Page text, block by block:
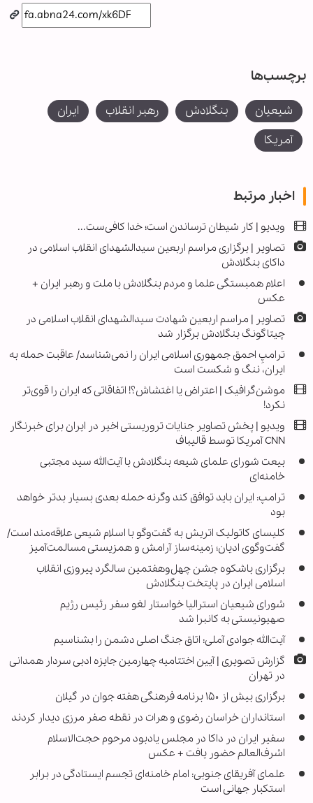
برچسب‌ها
شیعیان بنگلادش رهبر انقلاب
ایران
آمریکا
اخبار مرتبط
ویدیو | کار شیطان ترساندن است؛ خدا کافی‌ست...
تصاویر | برگزاری مراسم اربعین سیدالشهدای انقلاب اسلامی در
داکای بنگلادش
اعلام همبستگی علما و مردم بنگلادش با ملت و رهبر ایران +
عکس
تصاویر | مراسم اربعین شهادت سیدالشهدای انقلاب اسلامی در
چیتاگونگ بنگلادش برگزار شد
ترامپِ احمق جمهوری اسلامی ایران را نمی‌شناسد/ عاقبت حمله به
ایران، ننگ و شکست است
موشن‌گرافیک | اعتراض یا اغتشاش؟! اتفاقاتی که ایران را قوی‌تر
نکرد!
ویدیو | پخش تصاویر جنایات تروریستی اخیر در ایران برای خبرنگار
CNN آمریکا توسط قالیباف
بیعت شورای علمای شیعه بنگلادش با آیت‌الله سید مجتبی
خامنه‌ای
ترامپ: ایران باید توافق کند وگرنه حمله بعدی بسیار بدتر خواهد
بود
کلیسای کاتولیک اتریش به گفت‌وگو با اسلام شیعی علاقه‌مند است/
گفت‌وگوی ادیان؛ زمینه‌ساز آرامش و همزیستی مسالمت‌آمیز
برگزاری باشکوه جشن چهل‌وهفتمین سالگرد پیروزی انقلاب
اسلامی ایران در پایتخت بنگلادش
شورای شیعیان استرالیا خواستار لغو سفر رئیس رژیم
صهیونیستی به کانبرا شد
آیت‌الله جوادی آملی: اتاق جنگ اصلی دشمن را بشناسیم
گزارش تصویری | آیین اختتامیه چهارمین جایزه ادبی سردار همدانی
در تهران
برگزاری بیش از ۱۵۰ برنامه فرهنگی هفته جوان در گیلان
استانداران خراسان رضوی و هرات در نقطه صفر مرزی دیدار کردند
سفیر ایران در داکا در مجلس یادبود مرحوم حجت‌الاسلام
اشرف‌العالم حضور یافت + عکس
علمای آفریقای جنوبی: امام خامنه‌ای تجسم ایستادگی در برابر
استکبار جهانی است